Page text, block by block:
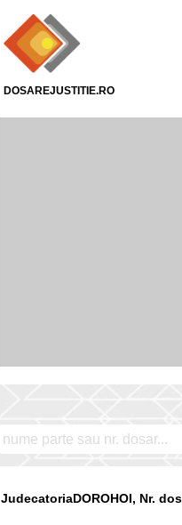
DOSAREJUSTITIE.RO
JudecatoriaDOROHOI, Nr.